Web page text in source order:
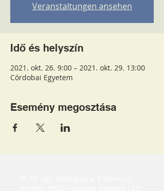
Veranstaltungen ansehen
Idő és helyszín
2021. okt. 26. 9:00 – 2021. okt. 29. 13:00
Córdobai Egyetem
Esemény megosztása